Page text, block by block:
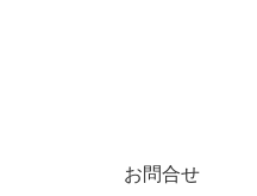
お問合せ